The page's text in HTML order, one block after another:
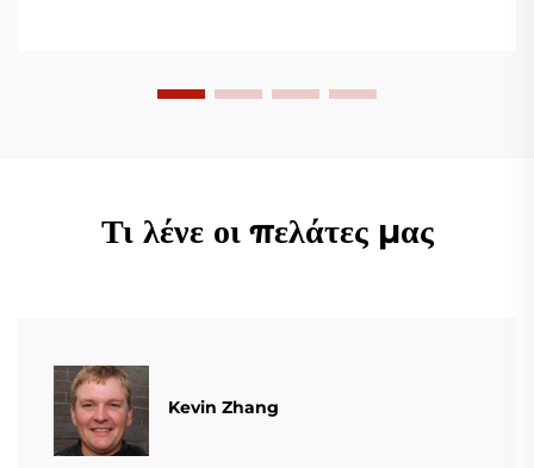
Τι λένε οι πελάτες μας
Kevin Zhang